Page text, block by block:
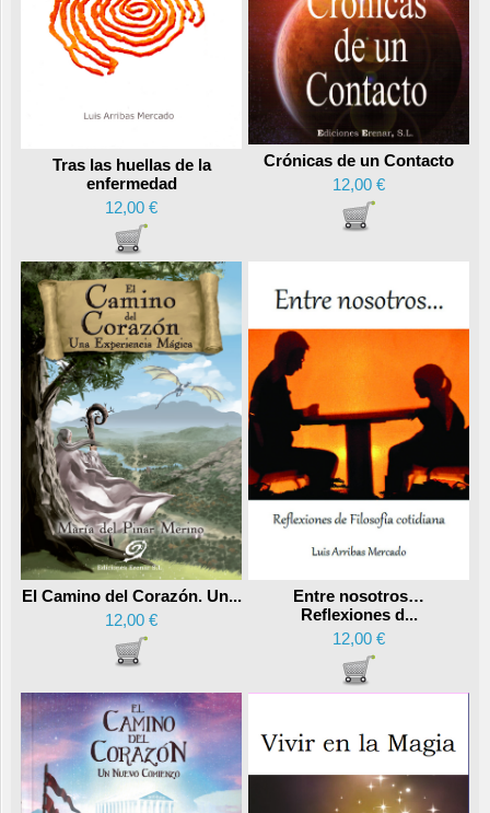
Tras las huellas de la
enfermedad
12,00 €
Crónicas de un Contacto
12,00 €
El Camino del Corazón. Un...
12,00 €
Entre nosotros…
Reflexiones d...
12,00 €